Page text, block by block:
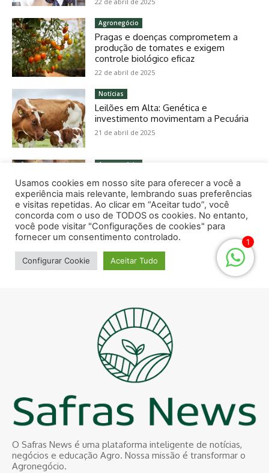
O Safras News é uma plataforma inteligente de notícias,
negócios e educação Agro. Nossa missão é transformar o
Agronegócio.